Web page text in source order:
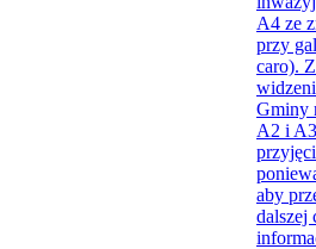
A4 ze
przy
caro).
Gminy
A2 i
aby
dalszej